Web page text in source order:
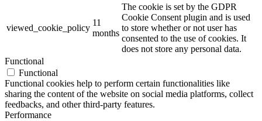
viewed_cookie_policy
11
months
The cookie is set by the GDPR
Cookie Consent plugin and is used
to store whether or not user has
consented to the use of cookies. It
does not store any personal data.
Functional
Functional
Functional cookies help to perform certain functionalities like
sharing the content of the website on social media platforms, collect
feedbacks, and other third-party features.
Performance